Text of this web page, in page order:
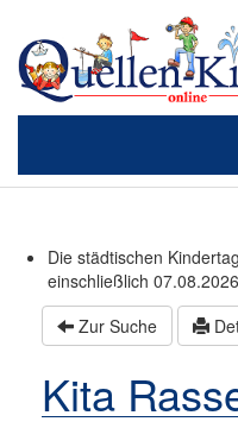
Die städtischen
einschließlich
Zur Suche
Kita